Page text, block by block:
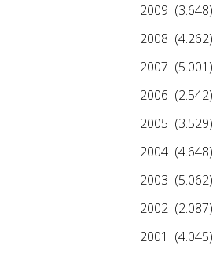
2009 (3.648)
2008 (4.262)
2007 (5.001)
2006 (2.542)
2005 (3.529)
2004 (4.648)
2003 (5.062)
2002 (2.087)
2001 (4.045)